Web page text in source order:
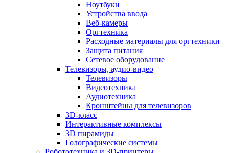
Ноутбуки
Устройства ввода
Веб-камеры
Оргтехника
Расходные материалы для оргтехники
Защита питания
Сетевое оборудование
Телевизоры, аудио-видео
Телевизоры
Видеотехника
Аудиотехника
Кронштейны для телевизоров
3D-класс
Интерактивные комплексы
3D пирамиды
Голографические системы